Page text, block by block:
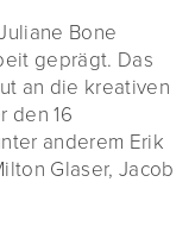
Bone
geprägt. Das
an die kreativen
den 16
anderem Erik
Glaser, Jacob